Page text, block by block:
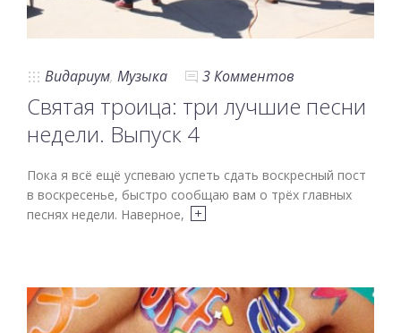
Видариум, Музыка 3 Комментов
Святая троица: три лучшие песни
недели. Выпуск 4
Пока я всё ещё успеваю успеть сдать воскресный пост
в воскресенье, быстро сообщаю вам о трёх главных
песнях недели. Наверное,